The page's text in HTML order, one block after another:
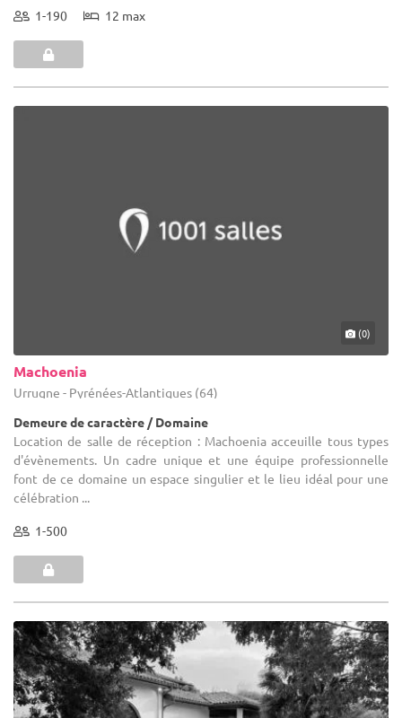
1-190 12 max
(0)
Machoenia
Urrugne - Pyrénées-Atlantiques (64)
Demeure de caractère / Domaine
Location de salle de réception : Machoenia acceuille tous types
d'évènements. Un cadre unique et une équipe professionnelle
font de ce domaine un espace singulier et le lieu idéal pour une
célébration ...
1-500